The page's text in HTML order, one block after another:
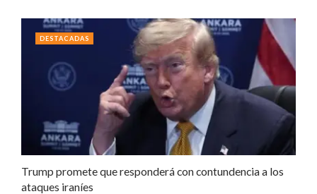
Trump promete que responderá con contundencia a los
ataques iraníes
DESTACADAS